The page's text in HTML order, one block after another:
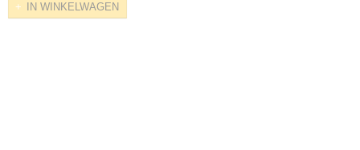
IN WINKELWAGEN